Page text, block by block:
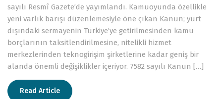
sayılı Resmî Gazete’de yayımlandı. Kamuoyunda özellikle
yeni varlık barışı düzenlemesiyle öne çıkan Kanun; yurt
dışındaki sermayenin Türkiye’ye getirilmesinden kamu
borçlarının taksitlendirilmesine, nitelikli hizmet
merkezlerinden teknogirişim şirketlerine kadar geniş bir
alanda önemli değişiklikler içeriyor. 7582 sayılı Kanun […]
Read Article